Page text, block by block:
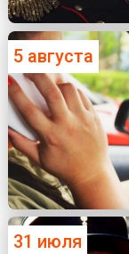
5 августа
31 июля